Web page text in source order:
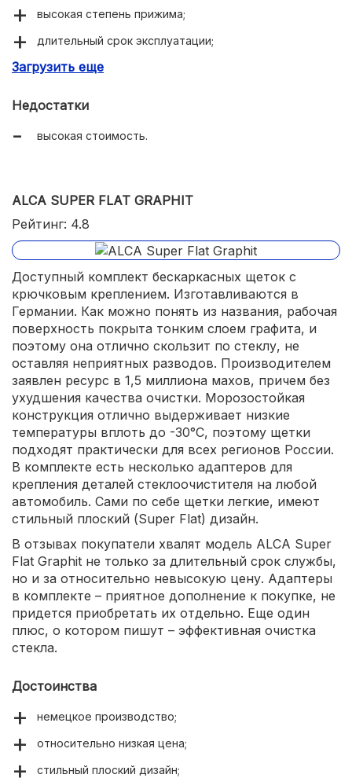
высокая степень прижима;
длительный срок эксплуатации;
адаптеры всех типов в комплекте.
Загрузить еще
Недостатки
высокая стоимость.
ALCA SUPER FLAT GRAPHIT
Рейтинг: 4.8
Доступный комплект бескаркасных щеток с
крючковым креплением. Изготавливаются в
Германии. Как можно понять из названия, рабочая
поверхность покрыта тонким слоем графита, и
поэтому она отлично скользит по стеклу, не
оставляя неприятных разводов. Производителем
заявлен ресурс в 1,5 миллиона махов, причем без
ухудшения качества очистки. Морозостойкая
конструкция отлично выдерживает низкие
температуры вплоть до -30°С, поэтому щетки
подходят практически для всех регионов России.
В комплекте есть несколько адаптеров для
крепления деталей стеклоочистителя на любой
автомобиль. Сами по себе щетки легкие, имеют
стильный плоский (Super Flat) дизайн.
В отзывах покупатели хвалят модель ALCA Super
Flat Graphit не только за длительный срок службы,
но и за относительно невысокую цену. Адаптеры
в комплекте – приятное дополнение к покупке, не
придется приобретать их отдельно. Еще один
плюс, о котором пишут – эффективная очистка
стекла.
Достоинства
немецкое производство;
относительно низкая цена;
стильный плоский дизайн;